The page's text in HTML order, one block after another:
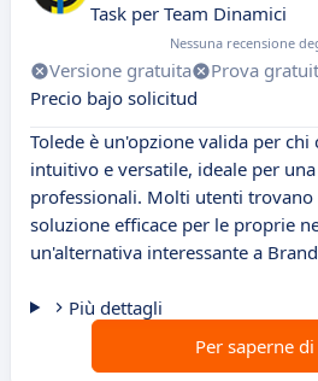
Task per Team Dinamici
Nessuna recensione
Versione gratuita Prova
Precio bajo solicitud
Tolede è un'opzione valida per chi
intuitivo e versatile, ideale per
professionali. Molti utenti trovano
soluzione efficace per le proprie
un'alternativa interessante a
Più dettagli
Per saperne